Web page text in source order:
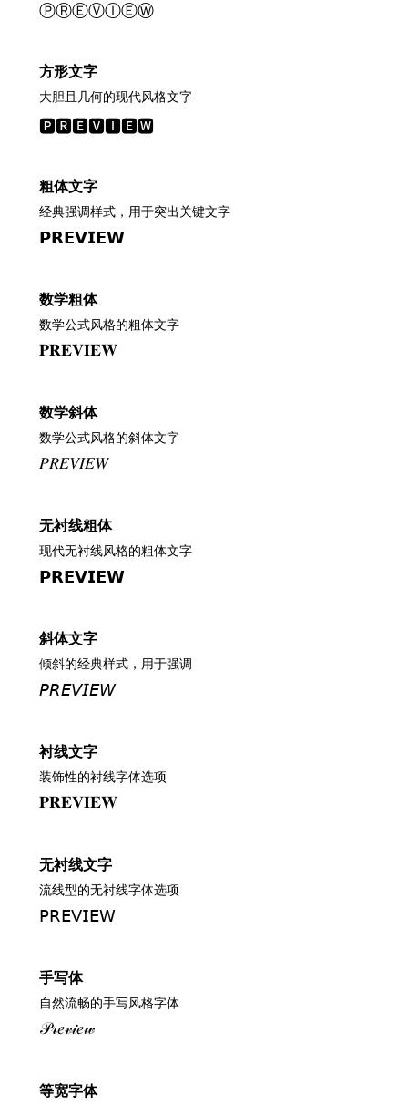
ⓅⓇⒺⓋⒾⒺⓌ
方形文字
大胆且几何的现代风格文字
🅿🆁🅴🆅🅸🅴🆆
粗体文字
经典强调样式，用于突出关键文字
𝗣𝗥𝗘𝗩𝗜𝗘𝗪
数学粗体
数学公式风格的粗体文字
𝐏𝐑𝐄𝐕𝐈𝐄𝐖
数学斜体
数学公式风格的斜体文字
𝑃𝑅𝐸𝑉𝐼𝐸𝑊
无衬线粗体
现代无衬线风格的粗体文字
𝗣𝗥𝗘𝗩𝗜𝗘𝗪
斜体文字
倾斜的经典样式，用于强调
𝘗𝘙𝘌𝘝𝘐𝘌𝘞
衬线文字
装饰性的衬线字体选项
𝐏𝐑𝐄𝐕𝐈𝐄𝐖
无衬线文字
流线型的无衬线字体选项
𝖯𝖱𝖤𝖵𝖨𝖤𝖶
手写体
自然流畅的手写风格字体
𝒫𝓇𝑒𝓋𝒾𝑒𝓌
等宽字体